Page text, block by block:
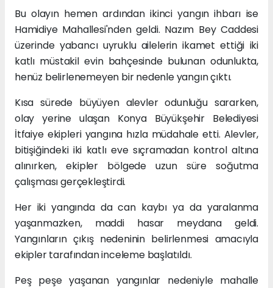
Bu olayın hemen ardından ikinci yangın ihbarı ise
Hamidiye Mahallesi'nden geldi. Nazım Bey Caddesi
üzerinde yabancı uyruklu ailelerin ikamet ettiği iki
katlı müstakil evin bahçesinde bulunan odunlukta,
henüz belirlenemeyen bir nedenle yangın çıktı.
Kısa sürede büyüyen alevler odunluğu sararken,
olay yerine ulaşan Konya Büyükşehir Belediyesi
İtfaiye ekipleri yangına hızla müdahale etti. Alevler,
bitişiğindeki iki katlı eve sıçramadan kontrol altına
alınırken, ekipler bölgede uzun süre soğutma
çalışması gerçekleştirdi.
Her iki yangında da can kaybı ya da yaralanma
yaşanmazken, maddi hasar meydana geldi.
Yangınların çıkış nedeninin belirlenmesi amacıyla
ekipler tarafından inceleme başlatıldı.
Peş peşe yaşanan yangınlar nedeniyle mahalle